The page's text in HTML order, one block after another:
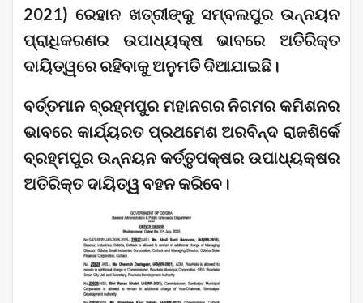
2021) ରେହାନ ଖତ୍ରୀଙ୍କୁ ସମ୍ବଲପୁର ଉନ୍ନୟନ
ପ୍ରାଧିକରଣର ଉପାଧ୍ୟକ୍ଷ ଭାବରେ ଅତିରିକ୍ତ
ଦାୟିତ୍ୱରେ ରହିବାକୁ ଅନୁମତି ଦିଆଯାଇଛି।
ବର୍ତ୍ତମାନ ବ୍ରହ୍ମପୁର ମହାନଗର ନିଗମର କମିଶନର
ଭାବରେ କାର୍ଯ୍ୟରତ ପ୍ରଥମେଶ ଅରବିନ୍ଦ ରାଜଶିର୍କେ
ବ୍ରହ୍ମପୁର ଉନ୍ନୟନ କର୍ତ୍ତୃପକ୍ଷର ଉପାଧ୍ୟକ୍ଷର
ଅତିରିକ୍ତ ଦାୟିତ୍ୱ ବହନ କରିବେ।